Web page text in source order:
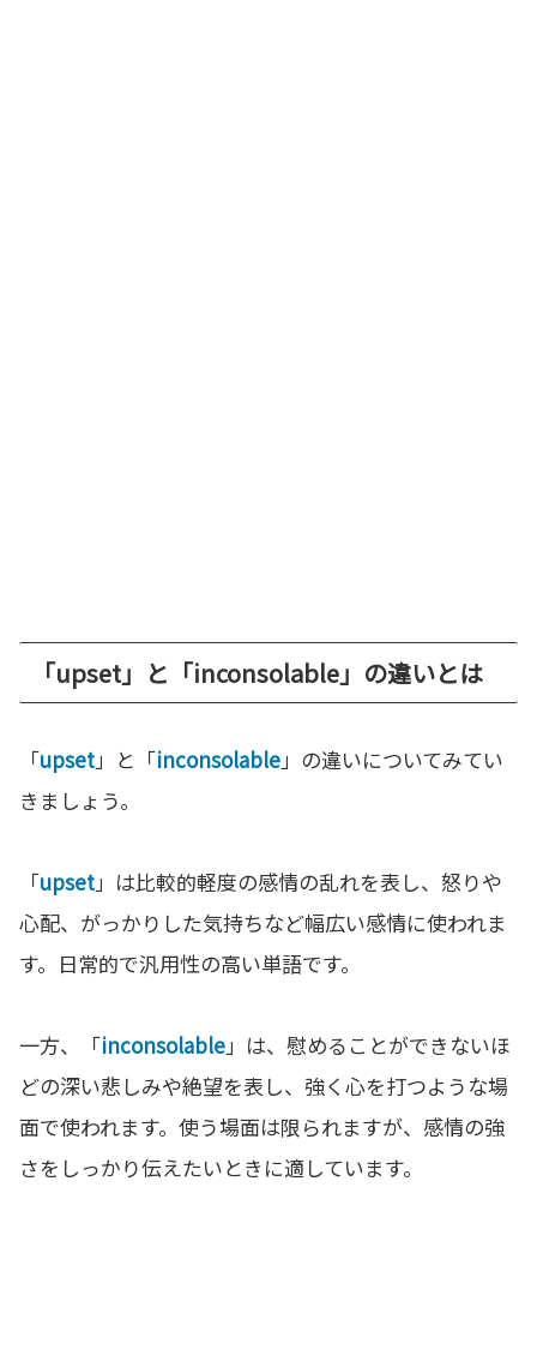
「upset」と「inconsolable」の違いとは
「upset」と「inconsolable」の違いについてみてい
きましょう。
「upset」は比較的軽度の感情の乱れを表し、怒りや
心配、がっかりした気持ちなど幅広い感情に使われま
す。日常的で汎用性の高い単語です。
一方、「inconsolable」は、慰めることができないほ
どの深い悲しみや絶望を表し、強く心を打つような場
面で使われます。使う場面は限られますが、感情の強
さをしっかり伝えたいときに適しています。